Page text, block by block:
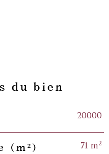
du bien
20000
(m²) 71 m²